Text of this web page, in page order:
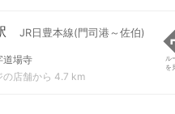
JR日豊本線(門司港～佐伯)
道場寺
の店舗から 4.7 km
ル
を